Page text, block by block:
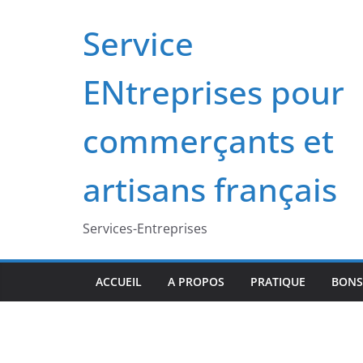
Service
ENtreprises pour
commerçants et
artisans français
Services-Entreprises
ACCUEIL A PROPOS PRATIQUE